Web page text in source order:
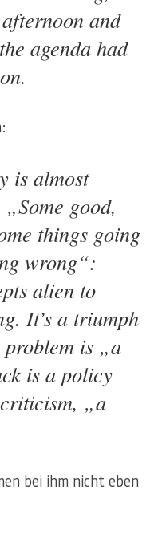
and
agenda had
is almost
good,
things going
wrong“:
alien to
It’s a triumph
is „a
is a policy
„a
bei ihm nicht eben